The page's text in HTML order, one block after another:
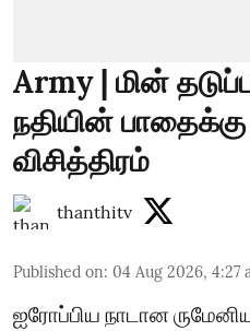
Army | மின்
நதியின்
விசித்திரம்
thanthitv
Published on: 04 Aug 2026, 4:27
ஐரோப்பிய நாடான